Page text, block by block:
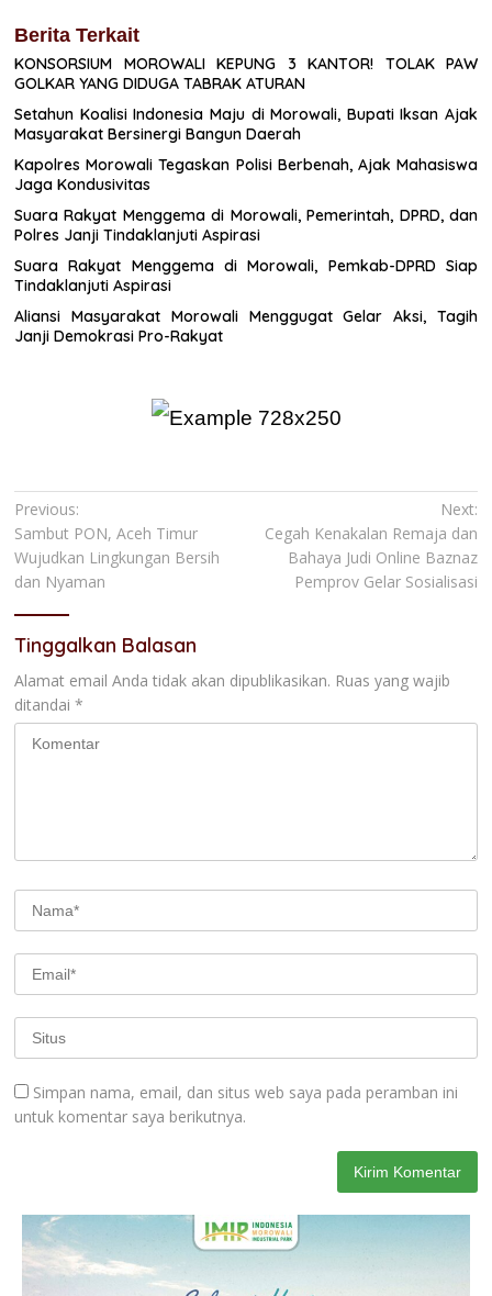
Berita Terkait
KONSORSIUM MOROWALI KEPUNG 3 KANTOR! TOLAK PAW
GOLKAR YANG DIDUGA TABRAK ATURAN
Setahun Koalisi Indonesia Maju di Morowali, Bupati Iksan Ajak
Masyarakat Bersinergi Bangun Daerah
Kapolres Morowali Tegaskan Polisi Berbenah, Ajak Mahasiswa
Jaga Kondusivitas
Suara Rakyat Menggema di Morowali, Pemerintah, DPRD, dan
Polres Janji Tindaklanjuti Aspirasi
Suara Rakyat Menggema di Morowali, Pemkab-DPRD Siap
Tindaklanjuti Aspirasi
Aliansi Masyarakat Morowali Menggugat Gelar Aksi, Tagih
Janji Demokrasi Pro-Rakyat
Navigasi
pos
Previous:
Sambut PON, Aceh Timur
Wujudkan Lingkungan Bersih
dan Nyaman
Next:
Cegah Kenakalan Remaja dan
Bahaya Judi Online Baznaz
Pemprov Gelar Sosialisasi
Tinggalkan Balasan
Alamat email Anda tidak akan dipublikasikan. Ruas yang wajib
ditandai *
Simpan nama, email, dan situs web saya pada peramban ini
untuk komentar saya berikutnya.